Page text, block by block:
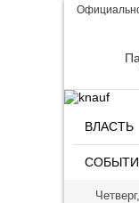
ВЛАСТЬ